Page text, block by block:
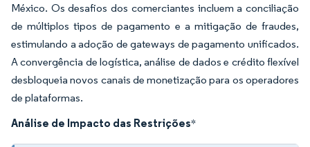
México. Os desafios dos comerciantes incluem a conciliação
de múltiplos tipos de pagamento e a mitigação de fraudes,
estimulando a adoção de gateways de pagamento unificados.
A convergência de logística, análise de dados e crédito flexível
desbloqueia novos canais de monetização para os operadores
de plataformas.
Análise de Impacto das Restrições*